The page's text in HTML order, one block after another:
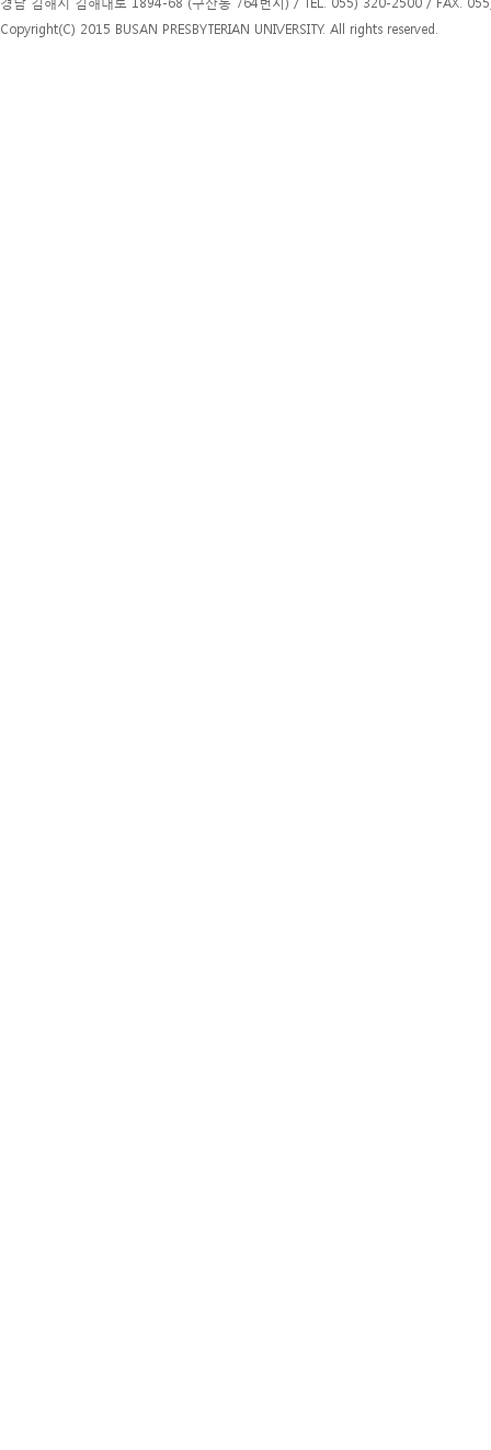
Copyright(C) 2015 BUSAN PRESBYTERIAN UNIVERSITY. All rights reserved.